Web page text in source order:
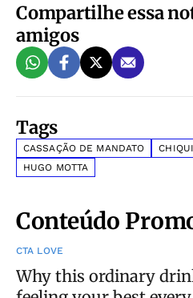
Compartilhe essa
amigos
Tags
CASSAÇÃO DE MANDATO
HUGO MOTTA